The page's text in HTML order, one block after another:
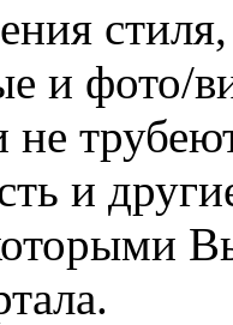
и фото/
и